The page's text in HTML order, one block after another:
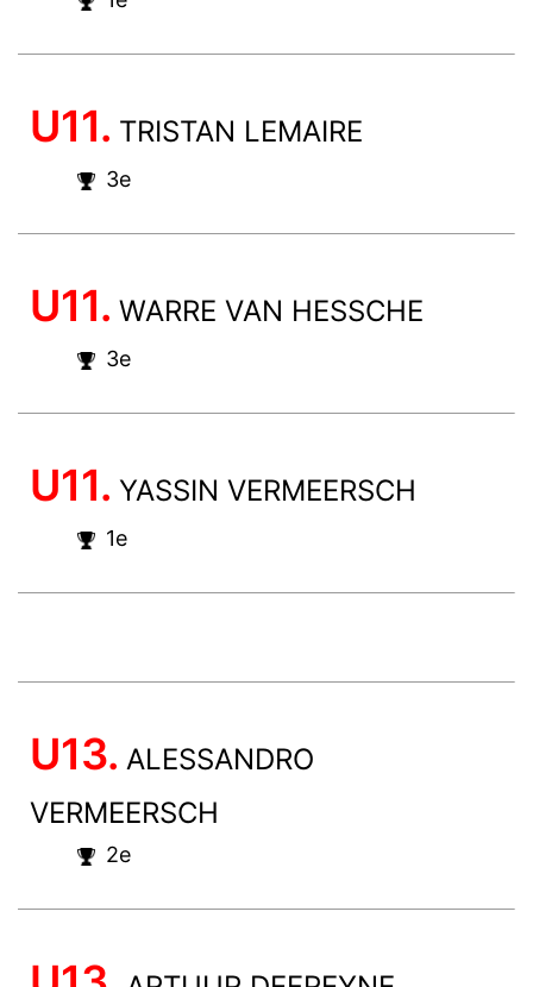
U11. TRISTAN LEMAIRE
3e
U11. WARRE VAN HESSCHE
3e
U11. YASSIN VERMEERSCH
1e
U13. ALESSANDRO
VERMEERSCH
2e